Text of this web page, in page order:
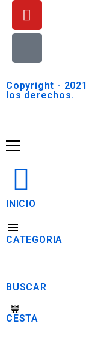
Copyright -
los derechos.
INICIO
CATEGORIA
BUSCAR
CESTA